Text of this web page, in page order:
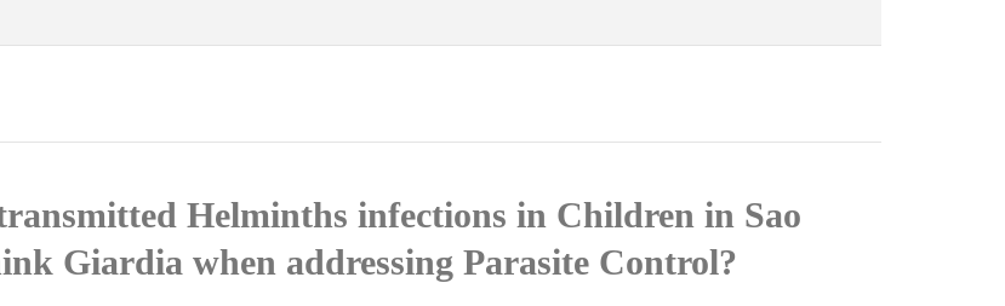
Helminths infections in Children in Sao
Giardia when addressing Parasite Control?